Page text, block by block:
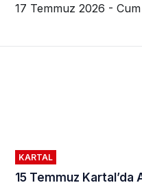
17 Temmuz 2026 - Cum
KARTAL
15 Temmuz Kartal’da